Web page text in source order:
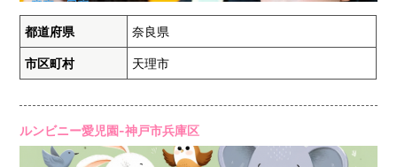
都道府県 奈良県
市区町村 天理市
ルンビニー愛児園-神戸市兵庫区